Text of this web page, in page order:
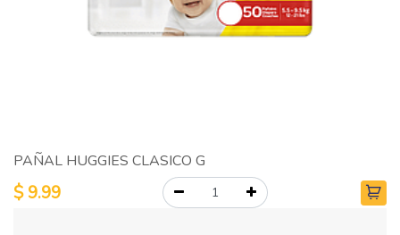
PAÑAL HUGGIES CLASICO G
$9.99